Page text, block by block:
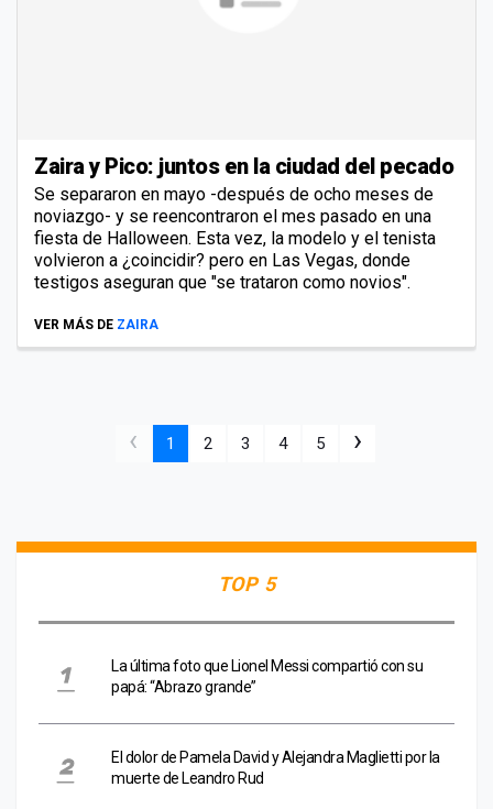
Zaira y Pico: juntos en la ciudad del pecado
Se separaron en mayo -después de ocho meses de
noviazgo- y se reencontraron el mes pasado en una
fiesta de Halloween. Esta vez, la modelo y el tenista
volvieron a ¿coincidir? pero en Las Vegas, donde
testigos aseguran que "se trataron como novios".
VER MÁS DE ZAIRA
‹ 1 2 3 4 5 ›
TOP 5
La última foto que Lionel Messi compartió con su
papá: “Abrazo grande”
El dolor de Pamela David y Alejandra Maglietti por la
muerte de Leandro Rud